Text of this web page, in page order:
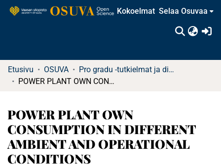
Kokoelmat Selaa Osuvaa
Etusivu OSUVA
Pro gradu -tutkielmat ja diplomityöt (rajattu saatavuus)
POWER PLANT OWN CONSUMPTION IN DIFFERENT AMBIENT AND OPERATIONAL CONDITIONS
POWER PLANT OWN
CONSUMPTION IN DIFFERENT
AMBIENT AND OPERATIONAL
CONDITIONS